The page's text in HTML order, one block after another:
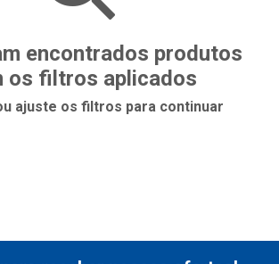
encontrados produtos
os filtros aplicados
ajuste os filtros para continuar